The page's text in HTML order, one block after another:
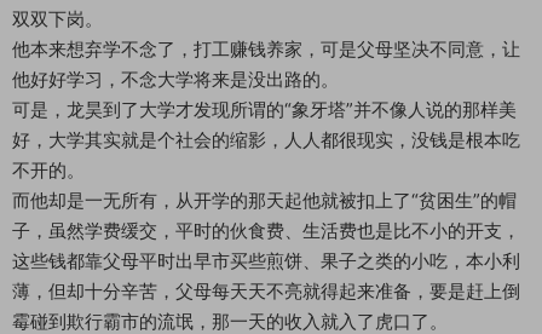
双双下岗。
他本来想弃学不念了，打工赚钱养家，可是父母坚决不同意，让
他好好学习，不念大学将来是没出路的。
可是，龙昊到了大学才发现所谓的“象牙塔”并不像人说的那样美
好，大学其实就是个社会的缩影，人人都很现实，没钱是根本吃
不开的。
而他却是一无所有，从开学的那天起他就被扣上了“贫困生”的帽
子，虽然学费缓交，平时的伙食费、生活费也是比不小的开支，
这些钱都靠父母平时出早市买些煎饼、果子之类的小吃，本小利
薄，但却十分辛苦，父母每天天不亮就得起来准备，要是赶上倒
霉碰到欺行霸市的流氓，那一天的收入就入了虎口了。